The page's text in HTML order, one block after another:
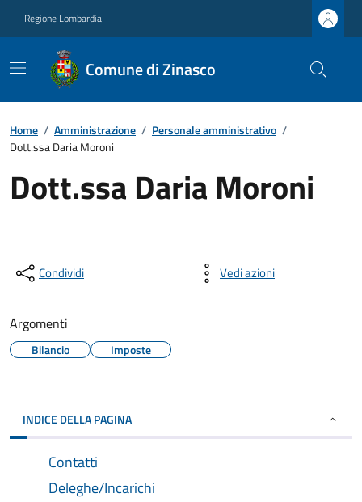
Regione Lombardia
Comune di Zinasco
Home / Amministrazione / Personale amministrativo /
Dott.ssa Daria Moroni
Dott.ssa Daria Moroni
Condividi Vedi azioni
Argomenti
Bilancio Imposte
INDICE DELLA PAGINA
Contatti
Deleghe/Incarichi